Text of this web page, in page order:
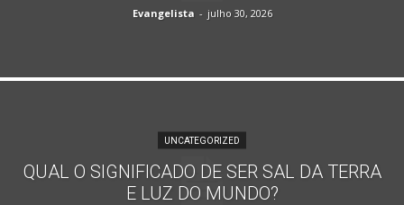
Evangelista - julho 30, 2026
UNCATEGORIZED
QUAL O SIGNIFICADO DE SER SAL DA TERRA
E LUZ DO MUNDO?